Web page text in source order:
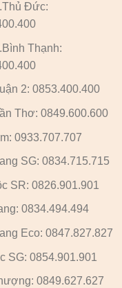
Đức:
Thạnh:
2: 0853.400.400
Thơ: 0849.600.600
0933.707.707
SG: 0834.715.715
SR: 0826.901.901
0834.494.494
Eco: 0847.827.827
SG: 0854.901.901
0849.627.627
Cửa nhựa Đài Loan